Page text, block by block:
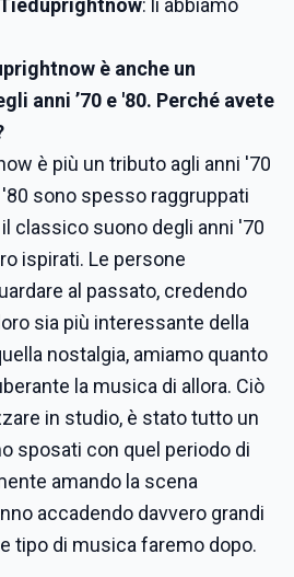
Tieduprightnow: li abbiamo
è anche un
anni ’70 e '80. Perché avete
è più un tributo agli anni '70
'80 sono spesso raggruppati
classico suono degli anni '70
ispirati. Le persone
al passato, credendo
sia più interessante della
nostalgia, amiamo quanto
la musica di allora. Ciò
in studio, è stato tutto un
sposati con quel periodo di
amando la scena
accadendo davvero grandi
tipo di musica faremo dopo.